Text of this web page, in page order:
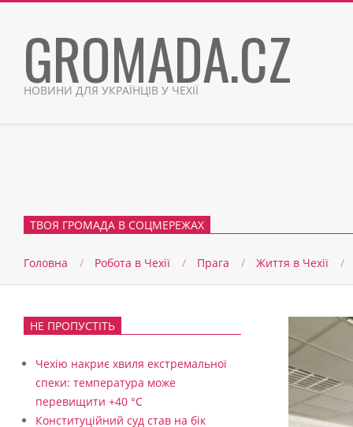
contentGROMADA.CZ
НОВИНИ ДЛЯ УКРАЇНЦІВ У ЧЕХІЇ
ТВОЯ ГРОМАДА В СОЦМЕРЕЖАХ
Головна Робота в Чехії Прага Життя в Чеxії
НЕ ПРОПУСТІТЬ
Чехію накриє хвиля екстремальної
спеки: температура може
перевищити +40 °C
Конституційний суд став на бік